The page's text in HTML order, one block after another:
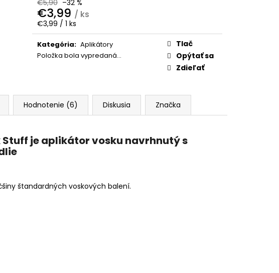
€5,90 –32 %
€3,99 / ks
Jednotková
cena:
€3,99 / 1 ks
Kategória: Aplikátory
Položka bola vypredaná…
Tlač
Opýtať sa
Zdieľať
Hodnotenie (6) Diskusia Značka
je aplikátor vosku navrhnutý s
štandardných voskových balení.
STANDARD 40X40 CM